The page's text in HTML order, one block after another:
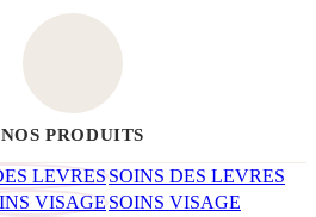
NOS PRODUITS
SOINS DES LEVRES
SOINS VISAGE